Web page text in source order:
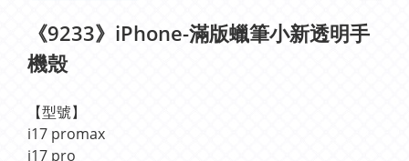
《9233》iPhone-滿版蠟筆小新透明手
機殼
【型號】
i17 promax
i17 pro